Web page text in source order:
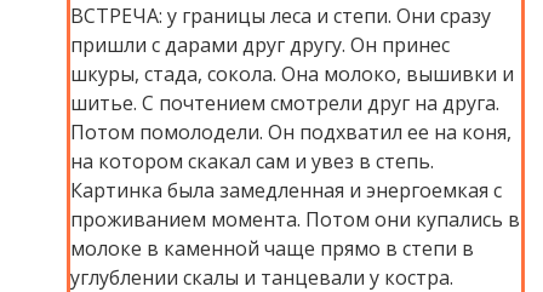
ВСТРЕЧА: у границы леса и степи. Они сразу
пришли с дарами друг другу. Он принес
шкуры, стада, сокола. Она молоко, вышивки и
шитье. С почтением смотрели друг на друга.
Потом помолодели. Он подхватил ее на коня,
на котором скакал сам и увез в степь.
Картинка была замедленная и энергоемкая с
проживанием момента. Потом они купались в
молоке в каменной чаще прямо в степи в
углублении скалы и танцевали у костра.